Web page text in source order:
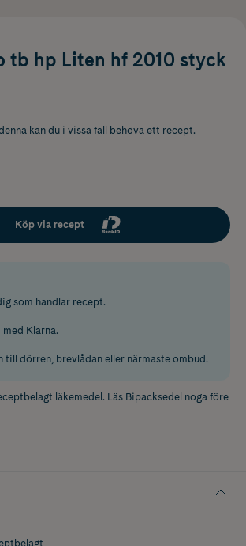
tb hp Liten hf 2010 styck
kan du i vissa fall behöva ett recept.
Köp via recept
som handlar recept.
med Klarna.
till dörren, brevlådan eller närmaste ombud.
läkemedel. Läs Bipacksedel noga före